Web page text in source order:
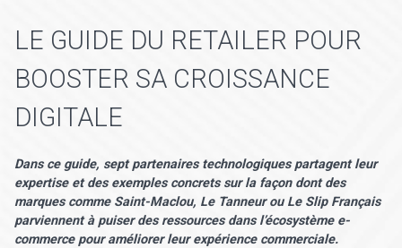
LE GUIDE DU RETAILER POUR
BOOSTER SA CROISSANCE
DIGITALE
Dans ce guide, sept partenaires technologiques partagent leur
expertise et des exemples concrets sur la façon dont des
marques comme Saint-Maclou, Le Tanneur ou Le Slip Français
parviennent à puiser des ressources dans l’écosystème e-
commerce pour améliorer leur expérience commerciale.